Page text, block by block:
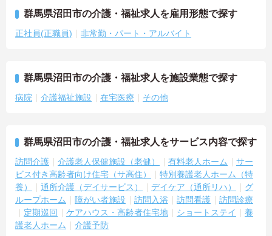
群馬県沼田市の介護・福祉求人を雇用形態で探す
正社員(正職員) 非常勤・パート・アルバイト
群馬県沼田市の介護・福祉求人を施設業態で探す
病院 介護福祉施設 在宅医療 その他
群馬県沼田市の介護・福祉求人をサービス内容で探す
訪問介護 介護老人保健施設（老健） 有料老人ホーム
サー
ビス付き高齢者向け住宅（サ高住）
特別養護老人ホーム（特
養）
通所介護（デイサービス） デイケア（通所リハ）
グ
ループホーム
障がい者施設 訪問入浴 訪問看護
訪問診療
定期巡回
ケアハウス・高齢者住宅地 ショートステイ
養
護老人ホーム
介護予防